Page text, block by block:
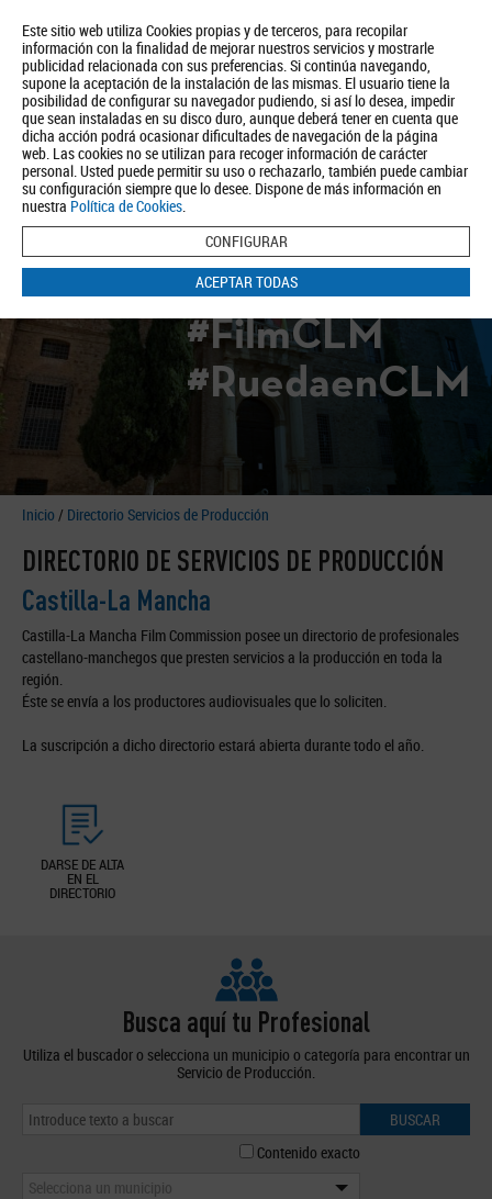
Este sitio web utiliza Cookies propias y de terceros, para recopilar
información con la finalidad de mejorar nuestros servicios y mostrarle
publicidad relacionada con sus preferencias. Si continúa navegando,
supone la aceptación de la instalación de las mismas. El usuario tiene la
posibilidad de configurar su navegador pudiendo, si así lo desea, impedir
que sean instaladas en su disco duro, aunque deberá tener en cuenta que
dicha acción podrá ocasionar dificultades de navegación de la página
web. Las cookies no se utilizan para recoger información de carácter
personal. Usted puede permitir su uso o rechazarlo, también puede cambiar
su configuración siempre que lo desee. Dispone de más información en
nuestra Política de Cookies.
CONFIGURAR
ACEPTAR TODAS
Quiénes somos Turismo Política de Privacidad Aviso Legal
Política de Cookies
BUSCAR
#FilmCLM
#RuedaenCLM
Inicio / Directorio Servicios de Producción
DIRECTORIO DE SERVICIOS DE PRODUCCIÓN
Castilla-La Mancha
Castilla-La Mancha Film Commission posee un directorio de profesionales
castellano-manchegos que presten servicios a la producción en toda la
región.
Éste se envía a los productores audiovisuales que lo soliciten.
La suscripción a dicho directorio estará abierta durante todo el año.
DARSE DE ALTA
EN EL
DIRECTORIO
Busca aquí tu Profesional
Utiliza el buscador o selecciona un municipio o categoría para encontrar un
Servicio de Producción.
BUSCAR
Contenido exacto
Selecciona un municipio